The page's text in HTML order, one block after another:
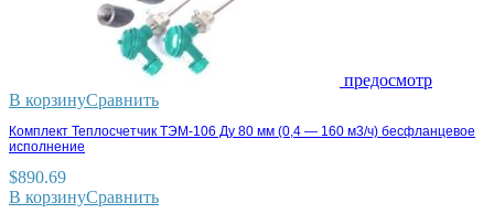
предосмотр
В корзинуСравнить
Комплект Теплосчетчик ТЭМ-106 Ду 80 мм (0,4 — 160 м3/ч) бесфланцевое
исполнение
$890.69
В корзинуСравнить